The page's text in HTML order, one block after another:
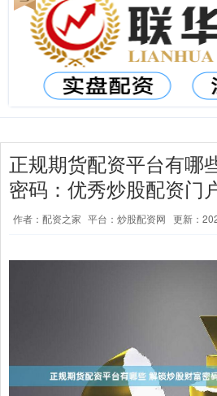
正规期货配资平台有哪
密码：优秀炒股配资门
作者：配资之家 平台：炒股配资网 更新：